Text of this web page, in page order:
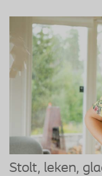
Stolt, leken,